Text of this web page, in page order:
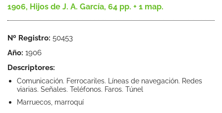
1906, Hijos de J. A. García, 64 pp. + 1 map.
Nº Registro: 50453
Año: 1906
Descriptores:
Comunicación. Ferrocariles. Líneas de navegación. Redes
viarias. Señales. Teléfonos. Faros. Túnel
Marruecos, marroquí